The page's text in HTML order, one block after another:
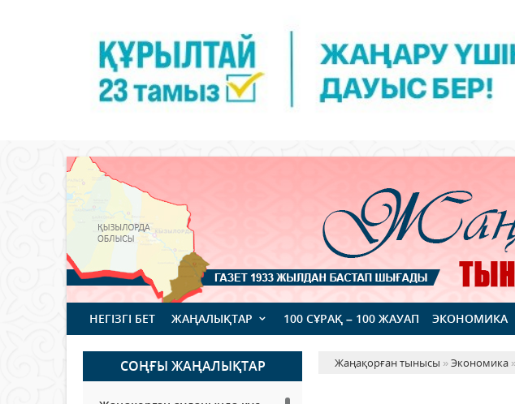
НЕГІЗГІ БЕТ ЖАҢАЛЫҚТАР 100 СҰРАҚ – 100 ЖАУАП ЭКОНОМИКА
СОҢҒЫ ЖАҢАЛЫҚТАР Жаңақорған тынысы »Экономика